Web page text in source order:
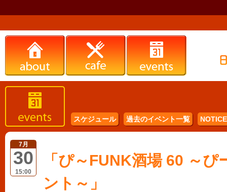
スケジュール 過去のイベント一覧
7月
30
15:00
「ぴ～FUNK酒場 60 ～
ント～」